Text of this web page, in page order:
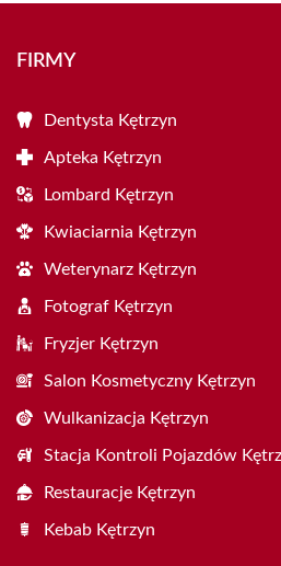
FIRMY
Dentysta Kętrzyn
Apteka Kętrzyn
Lombard Kętrzyn
Kwiaciarnia Kętrzyn
Weterynarz Kętrzyn
Fotograf Kętrzyn
Fryzjer Kętrzyn
Salon Kosmetyczny Kętrzyn
Wulkanizacja Kętrzyn
Stacja Kontroli Pojazdów
Restauracje Kętrzyn
Kebab Kętrzyn